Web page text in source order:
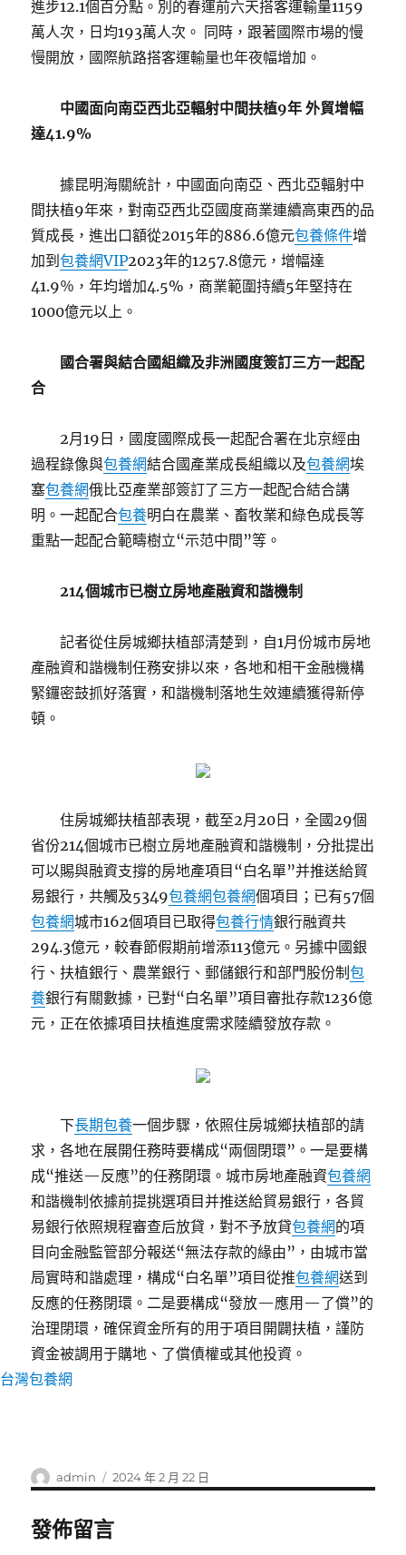
進步12.1個百分點。別的春運前六天搭客運輸量1159
萬人次，日均193萬人次。 同時，跟著國際市場的慢
慢開放，國際航路搭客運輸量也年夜幅增加。
中國面向南亞西北亞輻射中間扶植9年 外貿增幅
達41.9%
據昆明海關統計，中國面向南亞、西北亞輻射中
間扶植9年來，對南亞西北亞國度商業連續高東西的品
質成長，進出口額從2015年的886.6億元包養條件增
加到包養網VIP2023年的1257.8億元，增幅達
41.9％，年均增加4.5%，商業範圍持續5年堅持在
1000億元以上。
國合署與結合國組織及非洲國度簽訂三方一起配
合
2月19日，國度國際成長一起配合署在北京經由
過程錄像與包養網結合國產業成長組織以及包養網埃
塞包養網俄比亞產業部簽訂了三方一起配合結合講
明。一起配合包養明白在農業、畜牧業和綠色成長等
重點一起配合範疇樹立“示范中間”等。
214個城市已樹立房地產融資和諧機制
記者從住房城鄉扶植部清楚到，自1月份城市房地
產融資和諧機制任務安排以來，各地和相干金融機構
緊鑼密鼓抓好落實，和諧機制落地生效連續獲得新停
頓。
住房城鄉扶植部表現，截至2月20日，全國29個
省份214個城市已樹立房地產融資和諧機制，分批提出
可以賜與融資支撐的房地產項目“白名單”并推送給貿
易銀行，共觸及5349包養網包養網個項目；已有57個
包養網城市162個項目已取得包養行情銀行融資共
294.3億元，較春節假期前增添113億元。另據中國銀
行、扶植銀行、農業銀行、郵儲銀行和部門股份制包
養銀行有關數據，已對“白名單”項目審批存款1236億
元，正在依據項目扶植進度需求陸續發放存款。
下長期包養一個步驟，依照住房城鄉扶植部的請
求，各地在展開任務時要構成“兩個閉環”。一是要構
成“推送—反應”的任務閉環。城市房地產融資包養網
和諧機制依據前提挑選項目并推送給貿易銀行，各貿
易銀行依照規程審查后放貸，對不予放貸包養網的項
目向金融監管部分報送“無法存款的緣由”，由城市當
局實時和諧處理，構成“白名單”項目從推包養網送到
反應的任務閉環。二是要構成“發放—應用—了償”的
治理閉環，確保資金所有的用于項目開闢扶植，謹防
資金被調用于購地、了償債權或其他投資。
台灣包養網
作
者
admin
發
佈
2024 年 2 月 22 日
發佈留言